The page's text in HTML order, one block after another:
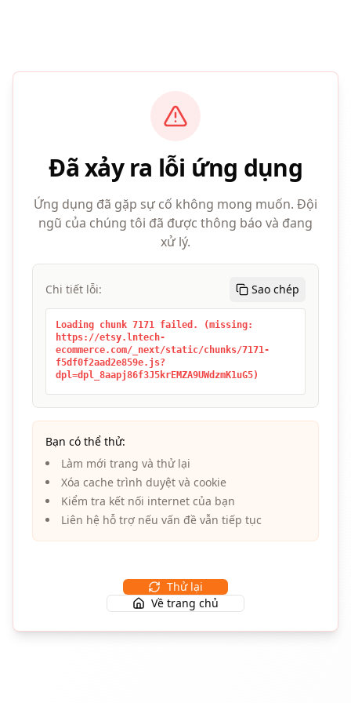
Đã xảy ra lỗi ứng dụng
Ứng dụng đã gặp sự cố không mong muốn. Đội
ngũ của chúng tôi đã được thông báo và đang
xử lý.
Chi tiết lỗi: Sao chép
Loading chunk 7171 failed. (missing:
https://etsy.lntech-
ecommerce.com/_next/static/chunks/7171-
f5df0f2aad2e859e.js?
dpl=dpl_8aapj86f3J5krEMZA9UWdzmK1uG5)
Bạn có thể thử:
Làm mới trang và thử lại
Xóa cache trình duyệt và cookie
Kiểm tra kết nối internet của bạn
Liên hệ hỗ trợ nếu vấn đề vẫn tiếp tục
Thử lại
Về trang chủ